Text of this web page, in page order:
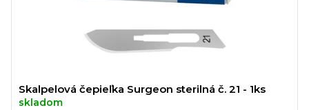
Skalpelová čepieľka Surgeon sterilná č. 21 - 1ks
skladom